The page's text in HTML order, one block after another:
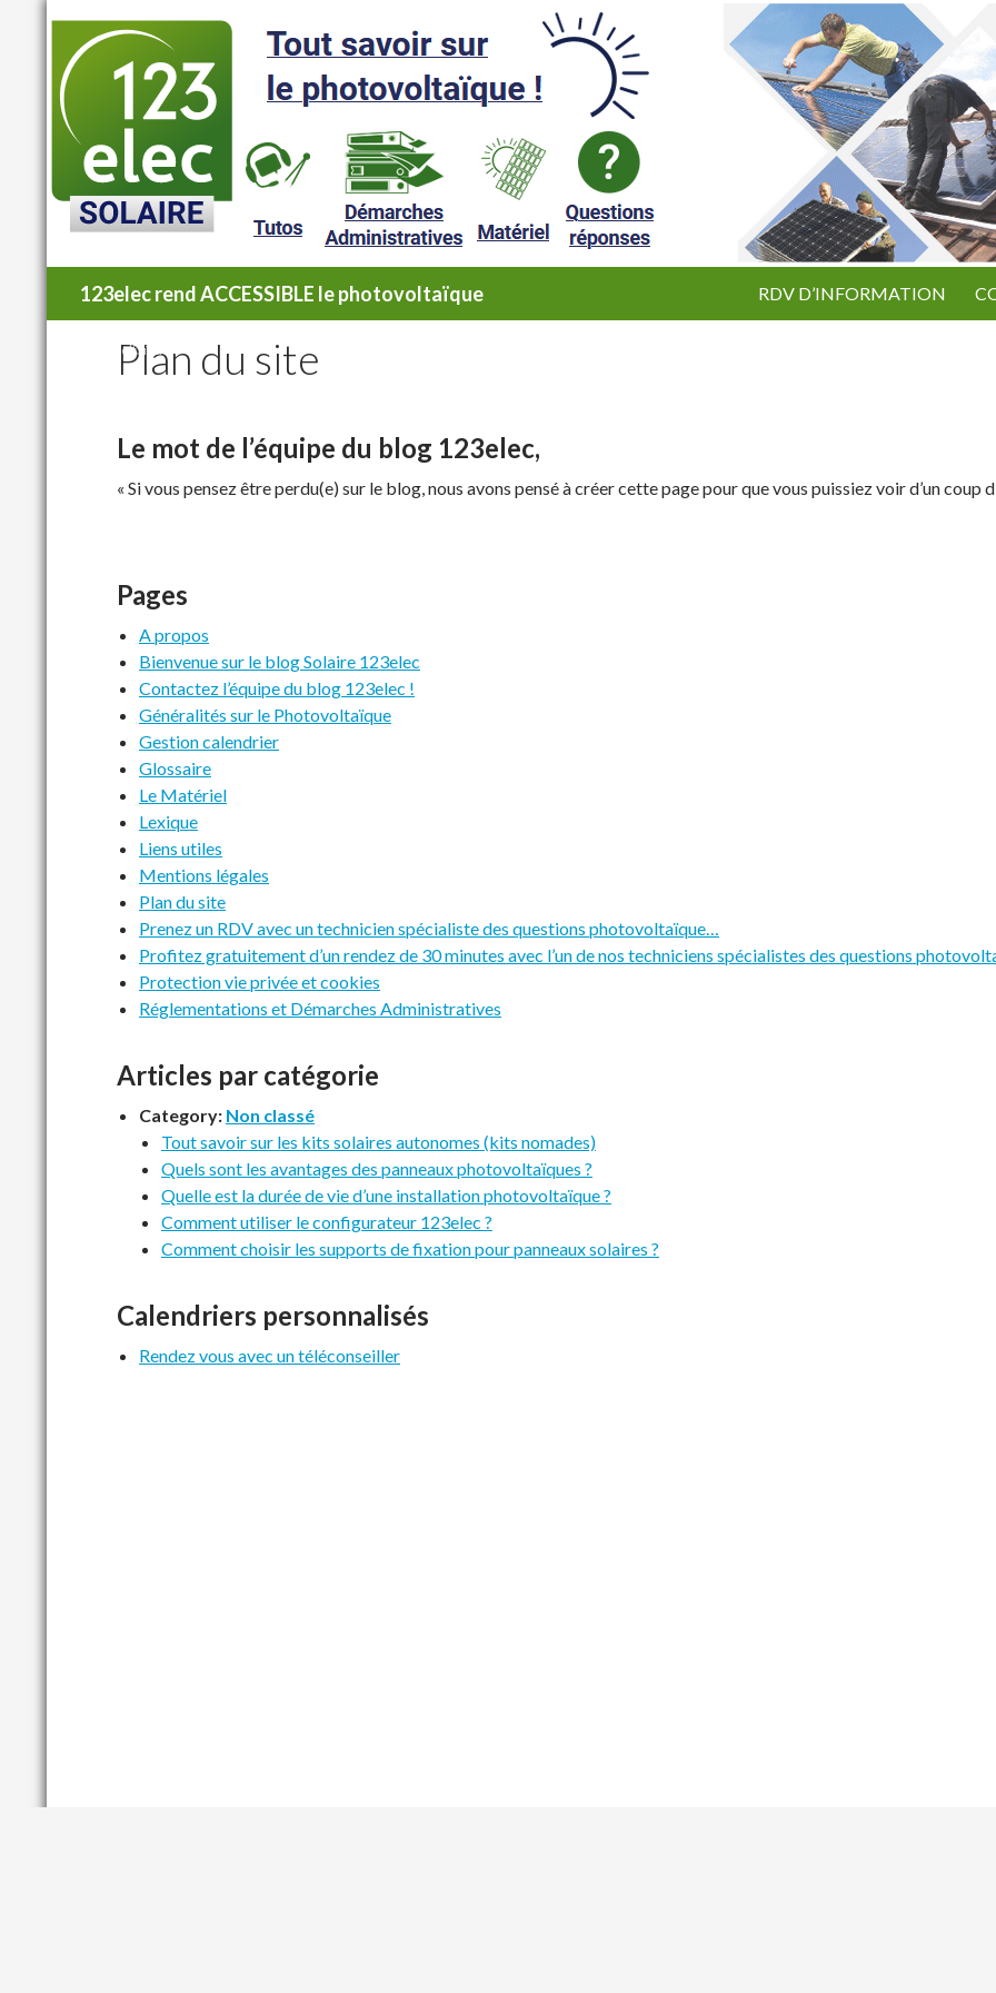
123elec rend ACCESSIBLE le photovoltaïque RDV D’INFORMATION
Plan du site
Le mot de l’équipe du blog 123elec,
« Si vous pensez être perdu(e) sur le blog, nous avons pensé à créer cette page pour que vous puissiez voir d’un
Pages
A propos
Bienvenue sur le blog Solaire 123elec
Contactez l’équipe du blog 123elec !
Généralités sur le Photovoltaïque
Gestion calendrier
Glossaire
Le Matériel
Lexique
Liens utiles
Mentions légales
Plan du site
Prenez un RDV avec un technicien spécialiste des questions photovoltaïque…
Profitez gratuitement d’un rendez de 30 minutes avec l’un de nos techniciens spécialistes des questions
Protection vie privée et cookies
Réglementations et Démarches Administratives
Articles par catégorie
Category: Non classé
Tout savoir sur les kits solaires autonomes (kits nomades)
Quels sont les avantages des panneaux photovoltaïques ?
Quelle est la durée de vie d’une installation photovoltaïque ?
Comment utiliser le configurateur 123elec ?
Comment choisir les supports de fixation pour panneaux solaires ?
Calendriers personnalisés
Rendez vous avec un téléconseiller
photovoltaïque